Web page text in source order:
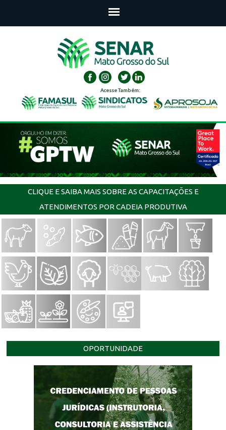
Acesse Também:
CLIQUE E SAIBA MAIS SOBRE AS CAPACITAÇÕES E
ATENDIMENTOS POR CADEIA PRODUTIVA
OPORTUNIDADE